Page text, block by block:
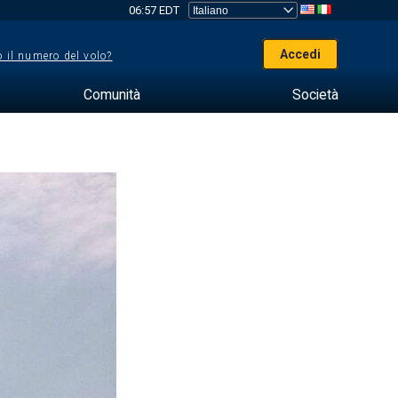
06:57 EDT
il numero del volo? Accedi
Comunità Società